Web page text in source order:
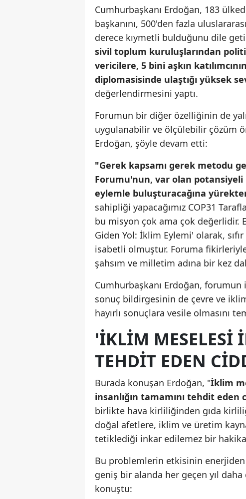
Cumhurbaşkanı Erdoğan, 183
başkanını, 500'den fazla
derece kıymetli bulduğunu dile
sivil toplum kuruluşlarından
vericilere, 5 bini aşkın
diplomasisinde ulaştığı yüksek
değerlendirmesini yaptı.
Forumun bir diğer özelliğinin de
uygulanabilir ve ölçülebilir çözüm
Erdoğan, şöyle devam etti:
"Gerek kapsamı gerek metodu
Forumu'nun, var olan potansiyeli
eylemle buluşturacağına
sahipliği yapacağımız COP31
bu misyon çok ama çok değerlidir.
Giden Yol: İklim Eylemi' olarak,
isabetli olmuştur. Foruma
şahsım ve milletim adına bir kez
Cumhurbaşkanı Erdoğan,
sonuç bildirgesinin de çevre ve
hayırlı sonuçlara vesile olmasını
'IKLIM
TEHDIT EDEN
Burada konuşan Erdoğan, "İklim
insanlığın tamamını tehdit eden
birlikte hava kirliliğinden gıda
doğal afetlere, iklim ve üretim
tetiklediği inkar edilemez bir
Bu problemlerin etkisinin enerjiden
geniş bir alanda her geçen yıl
konuştu: